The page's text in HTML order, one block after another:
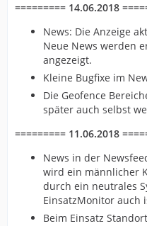
========= 14.06.2018
News: Die Anzeige
Neue News werden
angezeigt.
Kleine Bugfixe im
Die Geofence
später auch selbst
========= 11.06.2018
News in der
wird ein männlicher
durch ein neutrales
EinsatzMonitor auch
Beim Einsatz